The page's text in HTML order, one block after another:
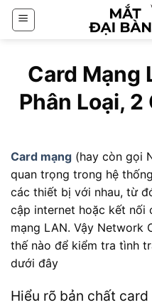
Chuyển
đến
Card Mạng
Phân Loại,
Card mạng (hay còn gọi
quan trọng trong hệ
các thiết bị với nhau, từ
cập internet hoặc kết nối
mạng LAN. Vậy Network
thế nào để kiểm tra tình
dưới đây
Hiểu rõ bản chất